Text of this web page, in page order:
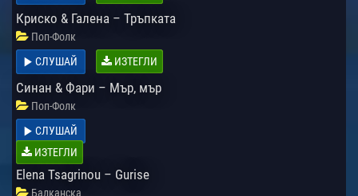
Криско & Галена – Тръпката
Поп-Фолк
СЛУШАЙ
ИЗТЕГЛИ
Синан & Фари – Мър, мър
Поп-Фолк
СЛУШАЙ
ИЗТЕГЛИ
Elena Tsagrinou – Gurise
Балканска